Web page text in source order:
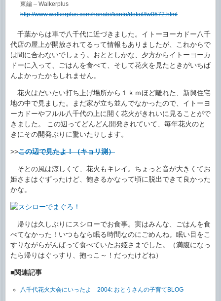
東編 – Walkerplus
http://www.walkerplus.com/hanabi/kanto/detail/fw0572.html
千葉からは車で八千代に近づきました。イトーヨーカドー八千
代店の屋上が開放されてるって情報もありましたが、これからで
は間に合わないでしょう。おととしかな、夕方からイトーヨーカ
ドーに入って、ごはんを食べて、そして花火を見たときがいちば
んよかったかもしれません。
花火はだいたい打ち上げ場所から１ｋｍほど離れた、新興住宅
地の中で見ました。まだ家が立ち並んでなかったので、イトーヨ
ーカドーやフルル八千代の上に開く花火がきれいに見ることがで
きました。 この辺ってどんどん開発されていて、毎年花火のと
きにその開発ぶりに驚いたりします。
>>この辺で見たよ！（キョリ測）
そとの風は涼しくて、花火もキレイ。ちょっと音が大きくてお
姫さまはぐずったけど、飽きるかなって頃に脱出できて良かった
かな。
帰りは久しぶりにスシローでお食事。実はみんな、ごはんを食
べてなかった！いつもなら眠る時間なのにごめんね。眠い目をこ
すりながらがんばって食べていたお姫さまでした。（満腹になっ
たら帰りはぐっすり、抱っこ～！だったけどね）
■関連記事
八千代花火大会にいったよ 2004: おとうさんの子育てBLOG